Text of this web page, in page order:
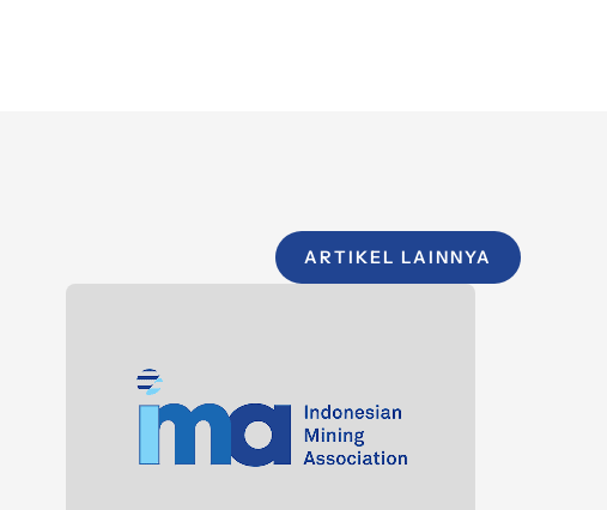
ARTIKEL LAINNYA